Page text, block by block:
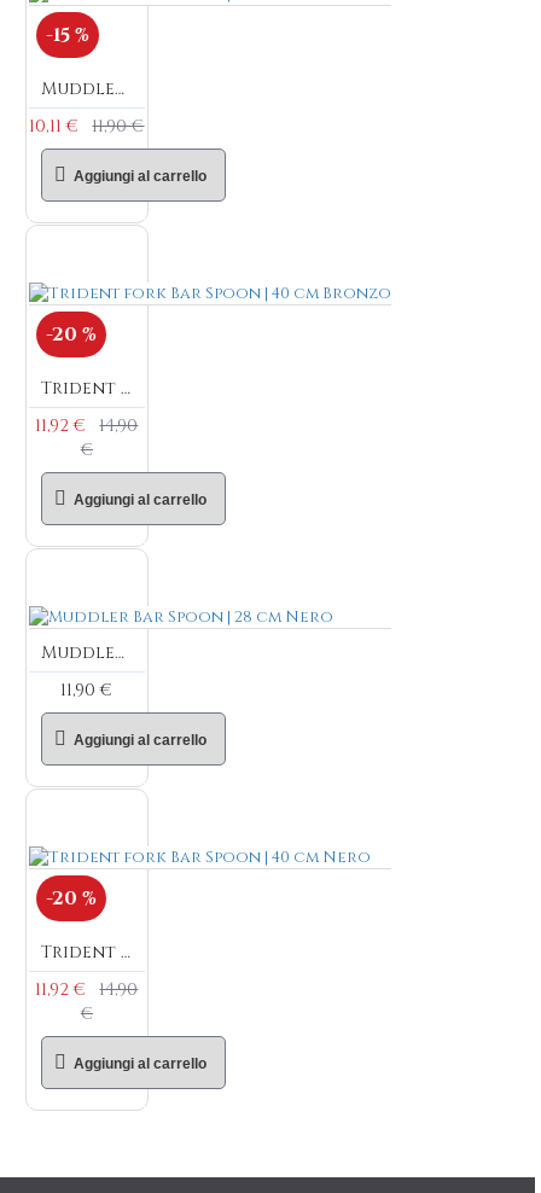
-15 %
Muddler Bar Spoon | 28 cm Bronzo
10,11 €
11,90 €
Aggiungi al carrello
-20 %
Trident fork Bar Spoon | 40 cm Bronzo
11,92 €
14,90
€
Aggiungi al carrello
Muddler Bar Spoon | 28 cm Nero
11,90 €
Aggiungi al carrello
-20 %
Trident fork Bar Spoon | 40 cm Nero
11,92 €
14,90
€
Aggiungi al carrello